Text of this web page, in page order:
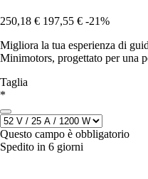
250,18 € 197,55 € -21%
Migliora la tua esperienza di
Minimotors, progettato per una
Taglia
*
Questo campo è obbligatorio
Spedito in 6 giorni